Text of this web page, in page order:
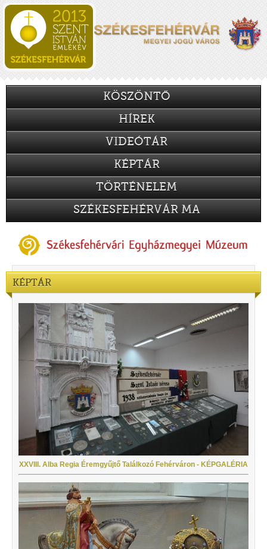
KÖSZÖNTŐ
HÍREK
VIDEÓTÁR
KÉPTÁR
TÖRTÉNELEM
SZÉKESFEHÉRVÁR MA
KÉPTÁR
XXVIII. Alba Regia Éremgyűjtő Találkozó Fehérváron - KÉPGALÉRIA